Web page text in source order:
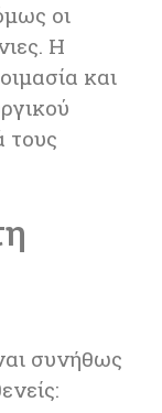
οι
Η
και
τους
συνήθως